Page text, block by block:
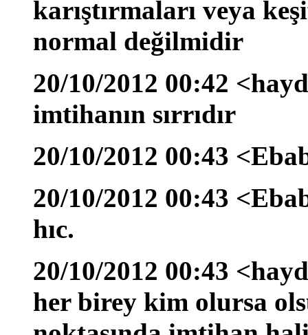
karıştırmaları veya
normal değilmidir
20/10/2012 00:42
imtihanın sırrıdır
20/10/2012 00:43
20/10/2012 00:43
hıc.
20/10/2012 00:43
her birey kim olursa